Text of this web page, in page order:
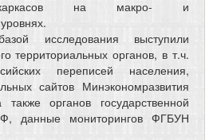
каркасов на макро- и
исследования выступили
территориальных органов, в т.ч.
переписей населения,
сайтов Минэкономразвития
органов государственной
данные мониторингов ФГБУН